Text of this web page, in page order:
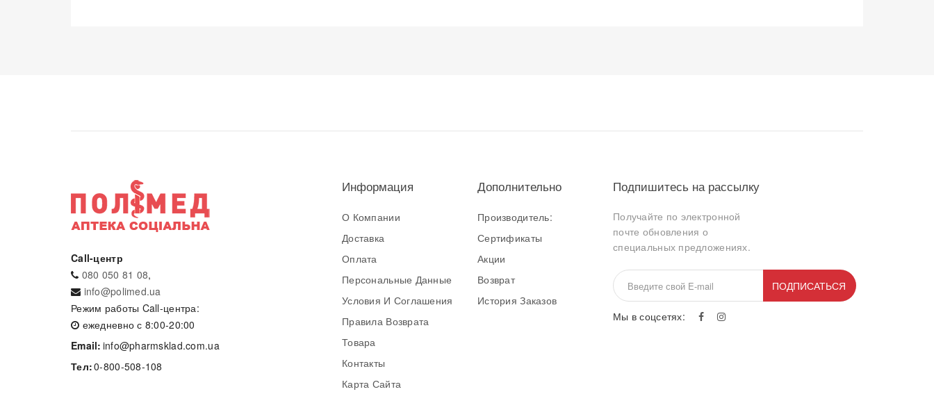
Call-центр
080 050 81 08,
info@polimed.ua
Режим работы Call-центра:
ежедневно с 8:00-20:00
Email: info@pharmsklad.com.ua
Тел:0-800-508-108
Информация
О Компании
Доставка
Оплата
Персональные Данные
Условия И Соглашения
Правила Возврата
Товара
Контакты
Карта Сайта
Дополнительно
Производитель:
Сертификаты
Акции
Возврат
История Заказов
Подпишитесь на рассылку
Получайте по электронной
почте обновления о
специальных предложениях.
ПОДПИСАТЬСЯ
Мы в соцсетях: